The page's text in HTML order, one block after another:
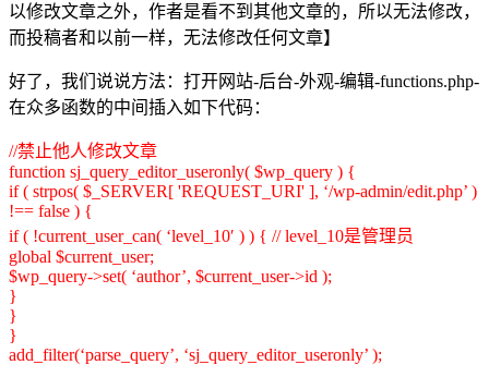
以修改文章之外，作者是看不到其他文章的，所以无法修改，
而投稿者和以前一样，无法修改任何文章】
好了，我们说说方法：打开网站-后台-外观-编辑-functions.php-
在众多函数的中间插入如下代码：
//禁止他人修改文章
function sj_query_editor_useronly( $wp_query ) {
if ( strpos( $_SERVER[ 'REQUEST_URI' ], ‘/wp-admin/edit.php’ )
!== false ) {
if ( !current_user_can( ‘level_10′ ) ) { // level_10是管理员
global $current_user;
$wp_query->set( ‘author’, $current_user->id );
}
}
}
add_filter(‘parse_query’, ‘sj_query_editor_useronly’ );